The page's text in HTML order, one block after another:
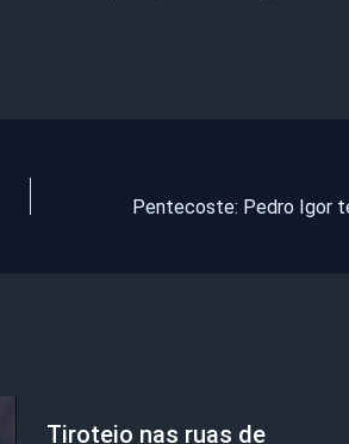
Tiroteio nas ruas de